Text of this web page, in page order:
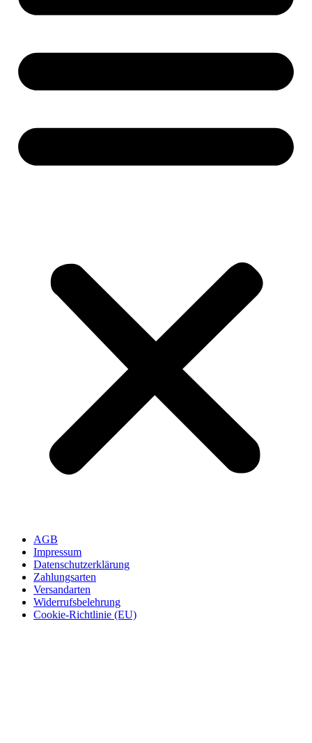
AGB
Impressum
Datenschutzerklärung
Zahlungsarten
Versandarten
Widerrufsbelehrung
Cookie-Richtlinie (EU)